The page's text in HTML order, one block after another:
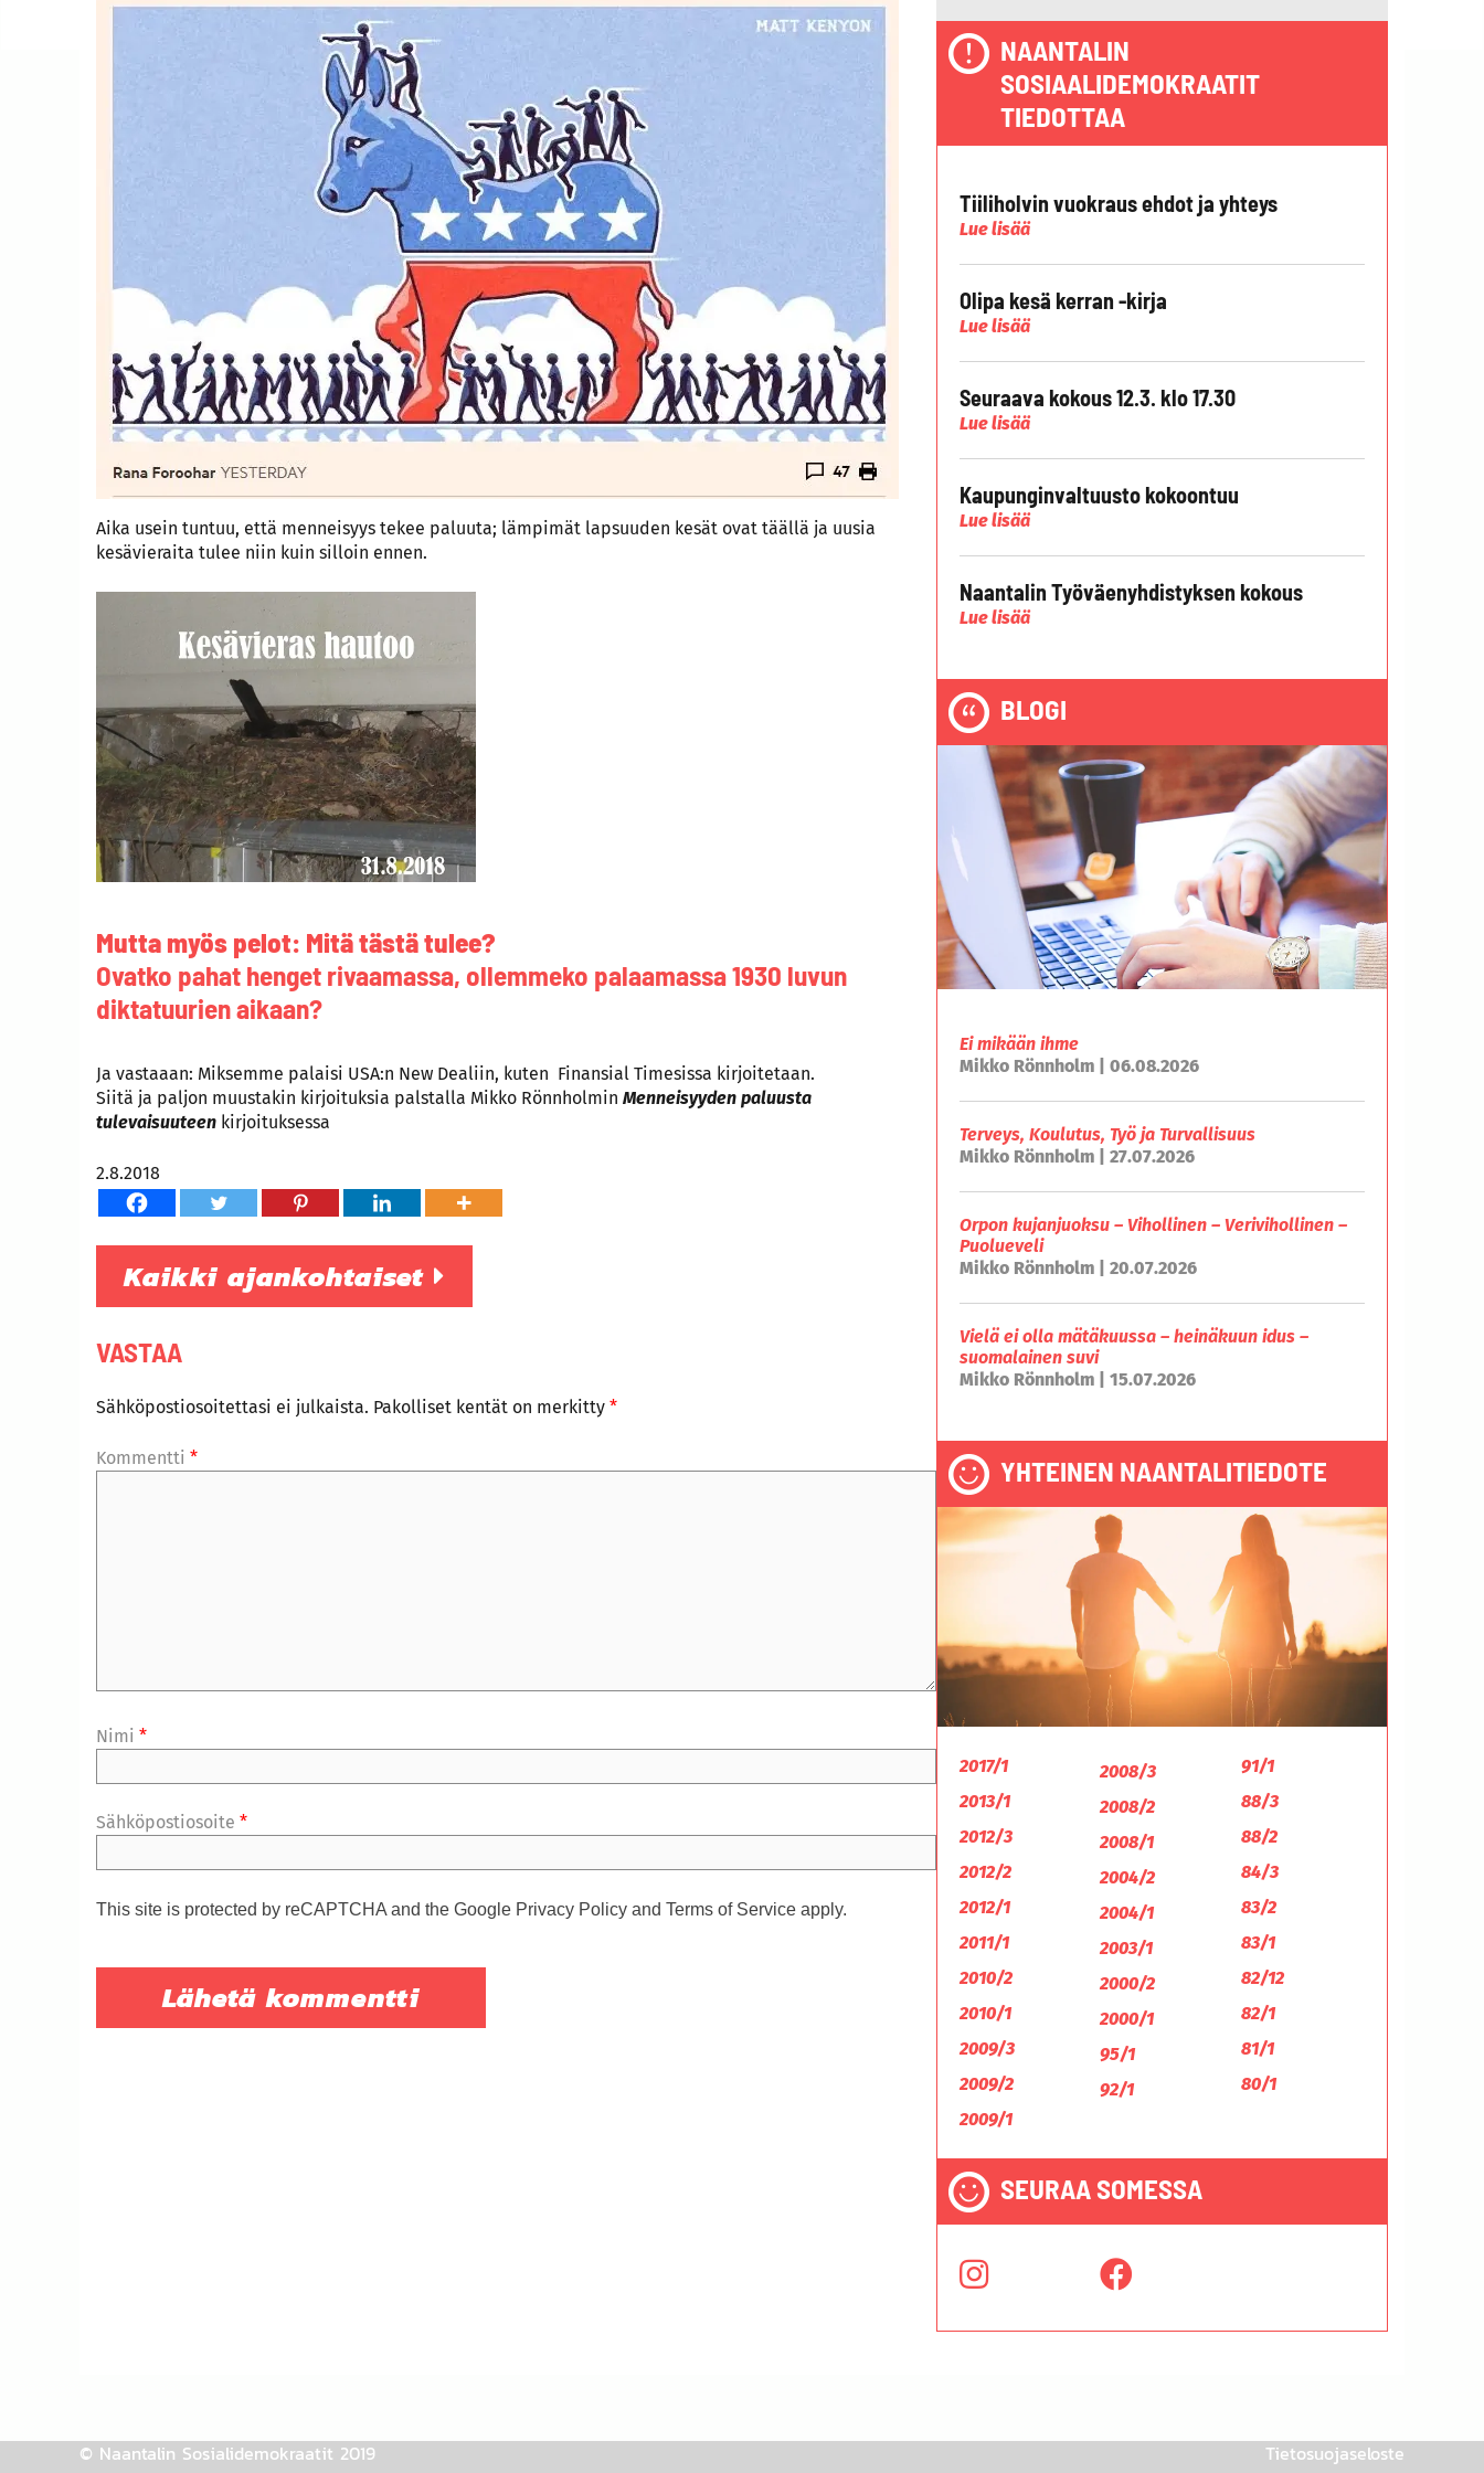
Aika usein tuntuu, että menneisyys tekee paluuta; lämpimät lapsuuden kesät ovat täällä ja uusia
kesävieraita tulee niin kuin silloin ennen.
Mutta myös pelot: Mitä tästä tulee?
Ovatko pahat henget rivaamassa, ollemmeko palaamassa 1930 luvun
diktatuurien aikaan?
Ja vastaaan: Miksemme palaisi USA:n New Dealiin, kuten Finansial Timesissa kirjoitetaan.
Siitä ja paljon muustakin kirjoituksia palstalla Mikko Rönnholmin Menneisyyden paluusta
tulevaisuuteen kirjoituksessa
2.8.2018
Kaikki ajankohtaiset
VASTAA
Sähköpostiosoitettasi ei julkaista. Pakolliset kentät on merkitty *
Kommentti *
Nimi *
Sähköpostiosoite *
This site is protected by reCAPTCHA and the Google Privacy Policy and Terms of Service apply.
NAANTALIN
SOSIAALIDEMOKRAATIT
TIEDOTTAA
Tiiliholvin vuokraus ehdot ja yhteys
Lue lisää
Olipa kesä kerran -kirja
Lue lisää
Seuraava kokous 12.3. klo 17.30
Lue lisää
Kaupunginvaltuusto kokoontuu
Lue lisää
Naantalin Työväenyhdistyksen kokous
Lue lisää
BLOGI
Ei mikään ihme
Mikko Rönnholm | 06.08.2026
Terveys, Koulutus, Työ ja Turvallisuus
Mikko Rönnholm | 27.07.2026
Orpon kujanjuoksu – Vihollinen – Verivihollinen –
Puolueveli
Mikko Rönnholm | 20.07.2026
Vielä ei olla mätäkuussa – heinäkuun idus –
suomalainen suvi
Mikko Rönnholm | 15.07.2026
YHTEINEN NAANTALITIEDOTE
2017/1
2013/1
2012/3
2012/2
2012/1
2011/1
2010/2
2010/1
2009/3
2009/2
2009/1
2008/3
2008/2
2008/1
2004/2
2004/1
2003/1
2000/2
2000/1
95/1
92/1
91/1
88/3
88/2
84/3
83/2
83/1
82/12
82/1
81/1
80/1
SEURAA SOMESSA
© Naantalin Sosialidemokraatit 2019 Tietosuojaseloste